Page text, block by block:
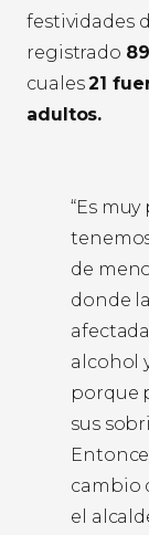
festividades
registrado
cuales21
adultos.
“Es
de
donde
alcohol
porque
sus
cambio
el